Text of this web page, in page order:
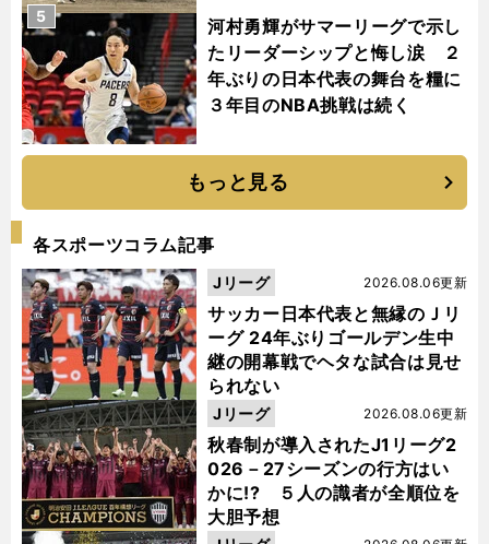
河村勇輝がサマーリーグで示し
たリーダーシップと悔し涙 ２
年ぶりの日本代表の舞台を糧に
３年目のNBA挑戦は続く
5
もっと見る
各スポーツコラム記事
サッカー日本代表と無縁のＪリ
ーグ 24年ぶりゴールデン生中
継の開幕戦でヘタな試合は見せ
られない
2026.08.06更新
Jリーグ
秋春制が導入されたJ1リーグ2
026－27シーズンの行方はい
かに!? ５人の識者が全順位を
大胆予想
2026.08.06更新
Jリーグ